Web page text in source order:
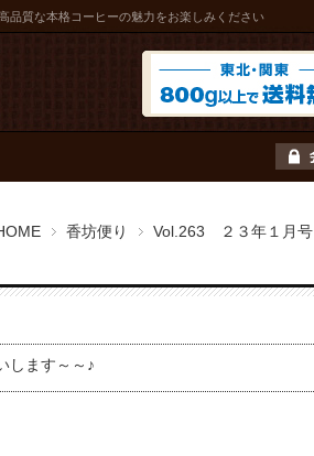
質な本格コーヒーの魅力をお楽しみください
香坊便り Vol.263 ２３年１月号
します～～♪